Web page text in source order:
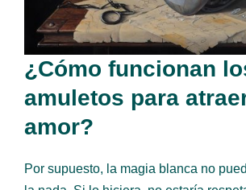
¿Cómo funcionan
amuletos para
amor?
Por supuesto, la magia blanca no